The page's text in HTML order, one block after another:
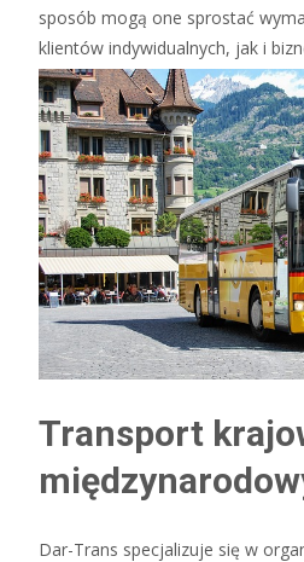
sposób mogą one sprostać
klientów indywidualnych, jak i
Transport
Dar-Trans specjalizuje się w